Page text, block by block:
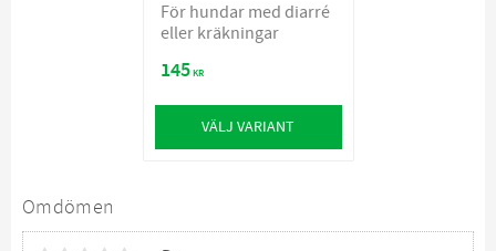
Omdömen
För hundar med diarré
eller kräkningar
145KR
VÄLJ VARIANT